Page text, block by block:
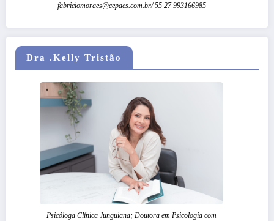
fabriciomoraes@cepaes.com.br/ 55 27 993166985
Dra .Kelly Tristão
Psicóloga Clínica Junguiana; Doutora em Psicologia com